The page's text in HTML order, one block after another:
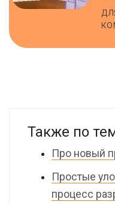
Также по
Про новый
Простые
процесс